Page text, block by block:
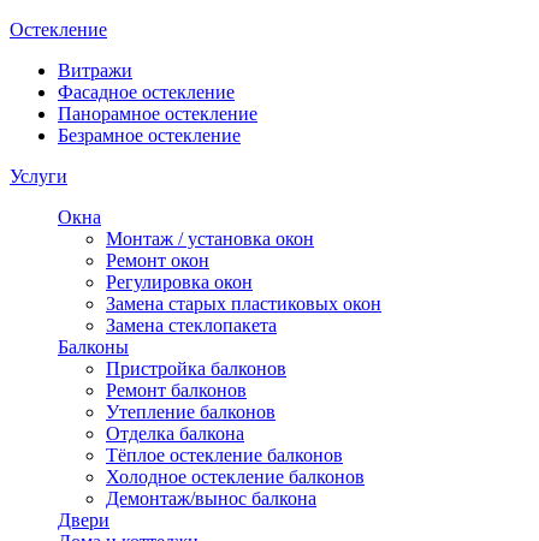
Остекление
Витражи
Фасадное остекление
Панорамное остекление
Безрамное остекление
Услуги
Окна
Монтаж / установка окон
Ремонт окон
Регулировка окон
Замена старых пластиковых окон
Замена стеклопакета
Балконы
Пристройка балконов
Ремонт балконов
Утепление балконов
Отделка балкона
Тёплое остекление балконов
Холодное остекление балконов
Демонтаж/вынос балкона
Двери